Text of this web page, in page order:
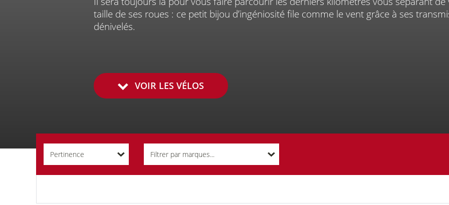
Nous contacter
taille de ses roues : ce petit bijou d’ingéniosité file comme le vent grâce à ses
dénivelés.
VOIR LES VÉLOS
Pertinence Filtrer par marques...